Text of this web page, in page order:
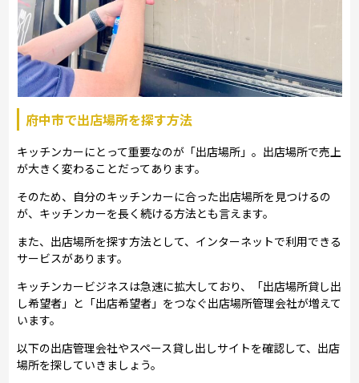
府中市で出店場所を探す方法
キッチンカーにとって重要なのが「出店場所」。出店場所で売上
が大きく変わることだってあります。
そのため、自分のキッチンカーに合った出店場所を見つけるの
が、キッチンカーを長く続ける方法とも言えます。
また、出店場所を探す方法として、インターネットで利用できる
サービスがあります。
キッチンカービジネスは急速に拡大しており、「出店場所貸し出
し希望者」と「出店希望者」をつなぐ出店場所管理会社が増えて
います。
以下の出店管理会社やスペース貸し出しサイトを確認して、出店
場所を探していきましょう。